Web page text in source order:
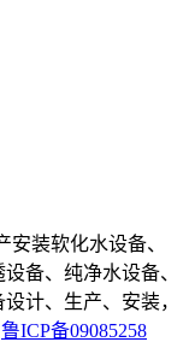
装软化水设备、
备、纯净水设备、
计、生产、安装，
鲁ICP备09085258